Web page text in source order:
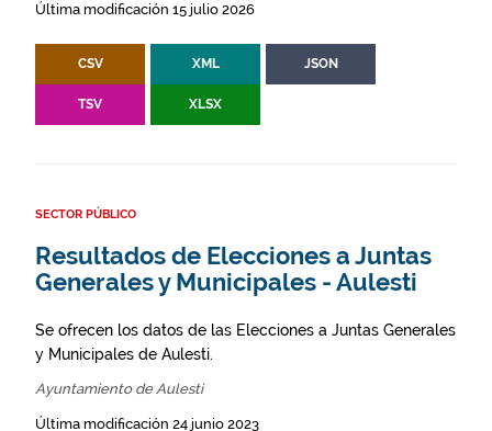
Última modificación 15 julio 2026
CSV XML JSON
TSV XLSX
SECTOR PÚBLICO
Resultados de Elecciones a Juntas
Generales y Municipales - Aulesti
Se ofrecen los datos de las Elecciones a Juntas Generales
y Municipales de Aulesti.
Ayuntamiento de Aulesti
Última modificación 24 junio 2023